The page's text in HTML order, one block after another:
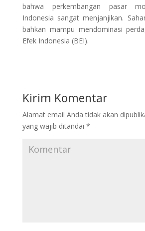
bahwa perkembangan pasar
Indonesia sangat menjanjikan.
bahkan mampu mendominasi
Efek Indonesia (BEI).
Kirim Komentar
Alamat email Anda tidak akan
yang wajib ditandai *